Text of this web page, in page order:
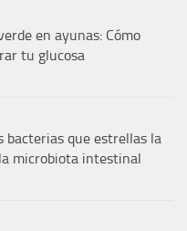
en ayunas: Cómo
tu glucosa
bacterias que estrellas la
microbiota intestinal